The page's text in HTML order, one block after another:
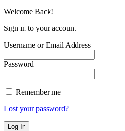
Welcome Back!
Sign in to your account
Username or Email Address
Password
Remember me
Lost your password?